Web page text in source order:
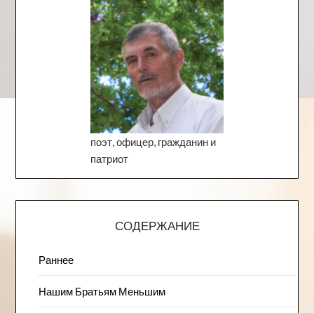
поэт, офицер, гражданин и
патриот
СОДЕРЖАНИЕ
Раннее
Нашим Братьям Меньшим